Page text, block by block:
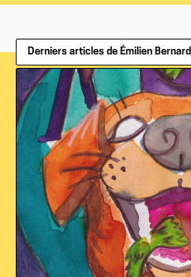
Derniers articles de Émilien Bernard